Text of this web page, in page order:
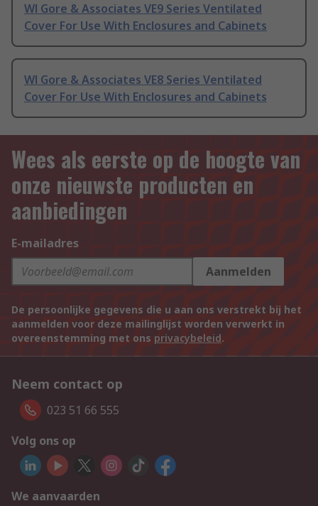
Wl Gore & Associates VE9 Series Ventilated
Cover For Use With Enclosures and Cabinets
Wl Gore & Associates VE8 Series Ventilated
Cover For Use With Enclosures and Cabinets
Wees als eerste op de hoogte van
onze nieuwste producten en
aanbiedingen
E-mailadres
Aanmelden
De persoonlijke gegevens die u aan ons verstrekt bij het
aanmelden voor deze mailinglijst worden verwerkt in
overeenstemming met ons privacybeleid.
Neem contact op
023 51 66 555
Volg ons op
We aanvaarden